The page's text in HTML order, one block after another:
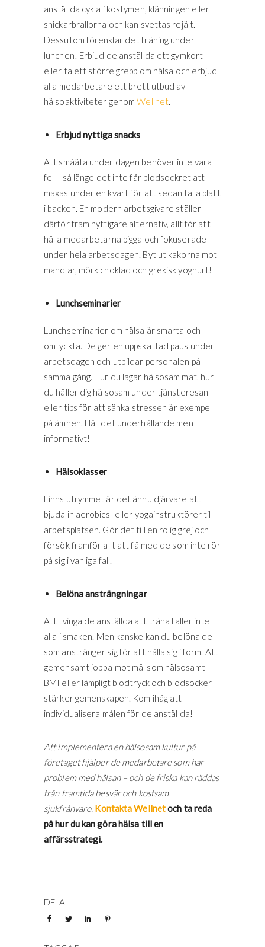
anställda cykla i kostymen, klänningen eller
snickarbrallorna och kan svettas rejält.
Dessutom förenklar det träning under
lunchen! Erbjud de anställda ett gymkort
eller ta ett större grepp om hälsa och erbjud
alla medarbetare ett brett utbud av
hälsoaktiviteter genomWellnet.
Erbjud nyttiga snacks
Att småäta under dagen behöver inte vara
fel – så länge det inte får blodsockret att
maxas under en kvart för att sedan falla platt
i backen. En modern arbetsgivare ställer
därför fram nyttigare alternativ, allt för att
hålla medarbetarna pigga och fokuserade
under hela arbetsdagen. Byt ut kakorna mot
mandlar, mörk choklad och grekisk yoghurt!
Lunchseminarier
Lunchseminarier om hälsa är smarta och
omtyckta. De ger en uppskattad paus under
arbetsdagen och utbildar personalen på
samma gång. Hur du lagar hälsosam mat, hur
du håller dig hälsosam under tjänsteresan
eller tips för att sänka stressen är exempel
på ämnen. Håll det underhållande men
informativt!
Hälsoklasser
Finns utrymmet är det ännu djärvare att
bjuda in aerobics- eller yogainstruktörer till
arbetsplatsen. Gör det till en rolig grej och
försök framför allt att få med de som inte rör
på sig i vanliga fall.
Belöna ansträngningar
Att tvinga de anställda att träna faller inte
alla i smaken. Men kanske kan du belöna de
som anstränger sig för att hålla sig i form. Att
gemensamt jobba mot mål som hälsosamt
BMI eller lämpligt blodtryck och blodsocker
stärker gemenskapen. Kom ihåg att
individualisera målen för de anställda!
Att implementera en hälsosam kultur på
företaget hjälper de medarbetare som har
problem med hälsan – och de friska kan räddas
från framtida besvär och kostsam
sjukfrånvaro. Kontakta Wellnetoch ta reda
på hur du kan göra hälsa till en
affärsstrategi.